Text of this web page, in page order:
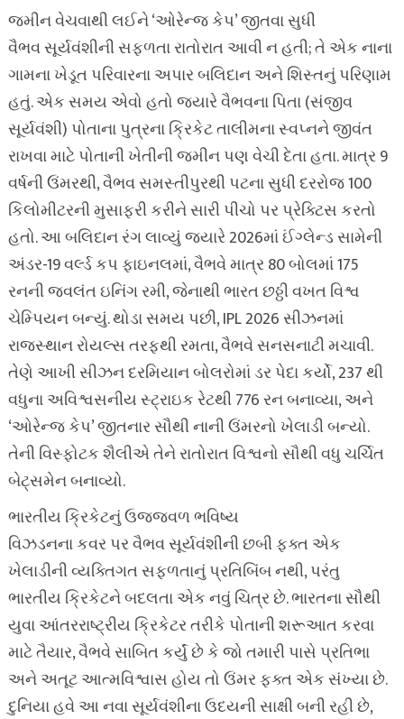
જમીન વેચવાથી લઈને ‘ઓરેન્જ કેપ’ જીતવા સુધી
વૈભવ સૂર્યવંશીની સફળતા રાતોરાત આવી ન હતી; તે એક નાના
ગામના ખેડૂત પરિવારના અપાર બલિદાન અને શિસ્તનું પરિણામ
હતું. એક સમય એવો હતો જ્યારે વૈભવના પિતા (સંજીવ
સૂર્યવંશી) પોતાના પુત્રના ક્રિકેટ તાલીમના સ્વપ્નને જીવંત
રાખવા માટે પોતાની ખેતીની જમીન પણ વેચી દેતા હતા. માત્ર 9
વર્ષની ઉંમરથી, વૈભવ સમસ્તીપુરથી પટના સુધી દરરોજ 100
કિલોમીટરની મુસાફરી કરીને સારી પીચો પર પ્રેક્ટિસ કરતો
હતો. આ બલિદાન રંગ લાવ્યું જ્યારે 2026માં ઈંગ્લેન્ડ સામેની
અંડર-19 વર્લ્ડ કપ ફાઇનલમાં, વૈભવે માત્ર 80 બોલમાં 175
રનની જ્વલંત ઇનિંગ રમી, જેનાથી ભારત છઠ્ઠી વખત વિશ્વ
ચેમ્પિયન બન્યું. થોડા સમય પછી, IPL 2026 સીઝનમાં
રાજસ્થાન રોયલ્સ તરફથી રમતા, વૈભવે સનસનાટી મચાવી.
તેણે આખી સીઝન દરમિયાન બોલરોમાં ડર પેદા કર્યો, 237 થી
વધુના અવિશ્વસનીય સ્ટ્રાઇક રેટથી 776 રન બનાવ્યા, અને
‘ઓરેન્જ કેપ’ જીતનાર સૌથી નાની ઉંમરનો ખેલાડી બન્યો.
તેની વિસ્ફોટક શૈલીએ તેને રાતોરાત વિશ્વનો સૌથી વધુ ચર્ચિત
બેટ્સમેન બનાવ્યો.
ભારતીય ક્રિકેટનું ઉજ્જવળ ભવિષ્ય
વિઝડનના કવર પર વૈભવ સૂર્યવંશીની છબી ફક્ત એક
ખેલાડીની વ્યક્તિગત સફળતાનું પ્રતિબિંબ નથી, પરંતુ
ભારતીય ક્રિકેટને બદલતા એક નવું ચિત્ર છે. ભારતના સૌથી
યુવા આંતરરાષ્ટ્રીય ક્રિકેટર તરીકે પોતાની શરૂઆત કરવા
માટે તૈયાર, વૈભવે સાબિત કર્યું છે કે જો તમારી પાસે પ્રતિભા
અને અતૂટ આત્મવિશ્વાસ હોય તો ઉંમર ફક્ત એક સંખ્યા છે.
દુનિયા હવે આ નવા સૂર્યવંશીના ઉદયની સાક્ષી બની રહી છે,